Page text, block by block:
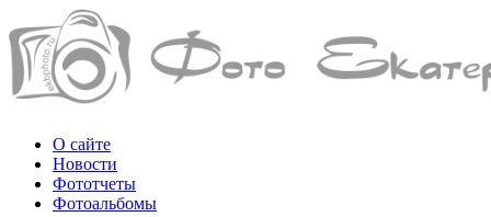
О сайте
Новости
Фототчеты
Фотоальбомы